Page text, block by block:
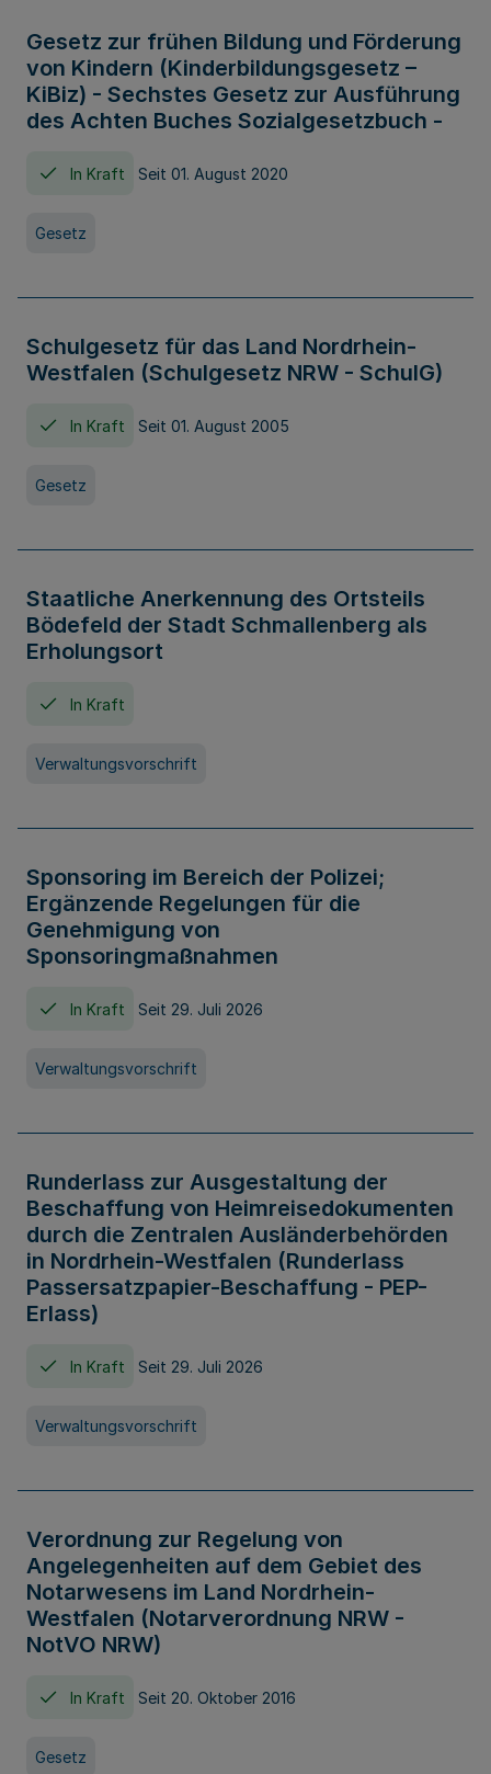
Gesetz zur frühen Bildung und Förderung
von Kindern (Kinderbildungsgesetz –
KiBiz) - Sechstes Gesetz zur Ausführung
des Achten Buches Sozialgesetzbuch -
In Kraft Seit 01. August 2020
Gesetz
Schulgesetz für das Land Nordrhein-
Westfalen (Schulgesetz NRW - SchulG)
In Kraft Seit 01. August 2005
Gesetz
Staatliche Anerkennung des Ortsteils
Bödefeld der Stadt Schmallenberg als
Erholungsort
In Kraft
Verwaltungsvorschrift
Sponsoring im Bereich der Polizei;
Ergänzende Regelungen für die
Genehmigung von
Sponsoringmaßnahmen
In Kraft Seit 29. Juli 2026
Verwaltungsvorschrift
Runderlass zur Ausgestaltung der
Beschaffung von Heimreisedokumenten
durch die Zentralen Ausländerbehörden
in Nordrhein-Westfalen (Runderlass
Passersatzpapier-Beschaffung - PEP-
Erlass)
In Kraft Seit 29. Juli 2026
Verwaltungsvorschrift
Verordnung zur Regelung von
Angelegenheiten auf dem Gebiet des
Notarwesens im Land Nordrhein-
Westfalen (Notarverordnung NRW -
NotVO NRW)
In Kraft Seit 20. Oktober 2016
Gesetz